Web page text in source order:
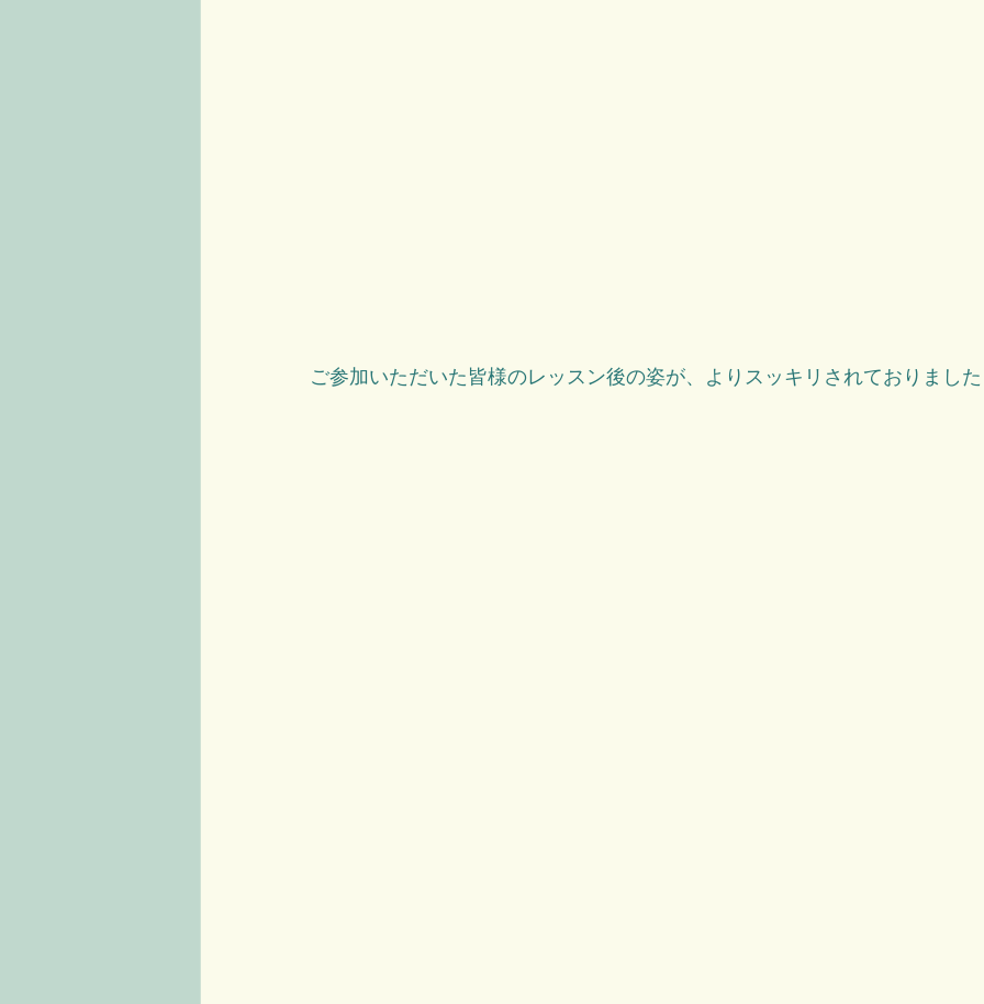
ご参加いただいた皆様のレッスン後の姿が、よりスッキリされておりまし